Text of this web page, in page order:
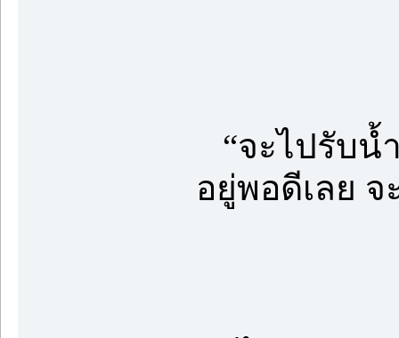
“จะไปรับ
อยู่พอดีเลย